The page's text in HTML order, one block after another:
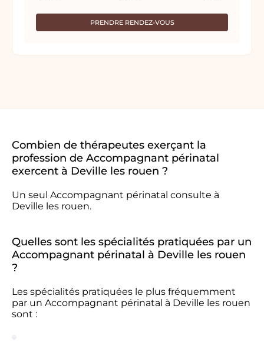
PRENDRE RENDEZ-VOUS
Combien de thérapeutes exerçant la
profession de Accompagnant périnatal
exercent à Deville les rouen ?
Un seul Accompagnant périnatal consulte à
Deville les rouen.
Quelles sont les spécialités pratiquées par un
Accompagnant périnatal à Deville les rouen
?
Les spécialités pratiquées le plus fréquemment
par un Accompagnant périnatal à Deville les rouen
sont :